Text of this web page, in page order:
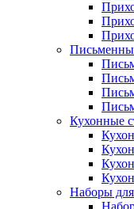
Кухонные
Наборы